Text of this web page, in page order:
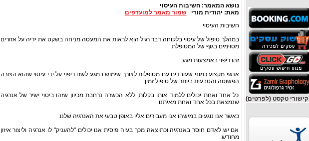
קישורי טקסט (לפרטים)
נושא המאמר:חשיבות העיסוי
מאת: יהודית מורישמור מאמר למועדפים
חשיבות העיסוי
במהלך טיפול של עיסוי בלקוחה דבר רגיל הוא לראות את המעסה מניחה בשקט את ידיה על אזורים
מסוימים בגוף של המטופלת.
זהו ריפוי באמצעות מגע.
אנשי מקצוע כמוני שעובדים עם מטופלות לצורך שימוש במגע לשם ריפוי על ידי עיסוי שהוא הצורה
הפשוטה והטבעית ביותר של טיפול זמין.
כל אחד ואחת יכולים ללמוד אותו בקלות, ללא הכשרה נרחבת מכיוון שזהו ביטוי ישיר של אנרגיה
שנמצאת בכל אחד ואחת מאיתנו.
כאשר אנו נוגעים במישהו אנו מעבירים אליו באופן טבעי את האנרגיה שלנו.
אם יש לאדם חוסר באנרגיה וכתוצאה מכך בעיה פיסית אנו יכולים "להעניק" לו אנרגיה וליצור איזון
מחודש.